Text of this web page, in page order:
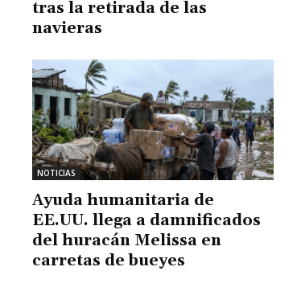
tras la retirada de las
navieras
NOTICIAS
Ayuda humanitaria de
EE.UU. llega a damnificados
del huracán Melissa en
carretas de bueyes